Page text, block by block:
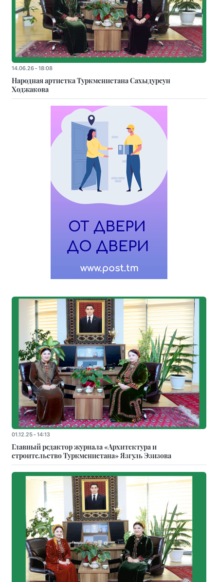
14.06.26 - 18:08
Народная артистка Туркменистана Сахыдурсун
Ходжакова
01.12.25 - 14:13
Главный редактор журнала «Архитектура и
строительство Туркменистана» Язгуль Эзизова